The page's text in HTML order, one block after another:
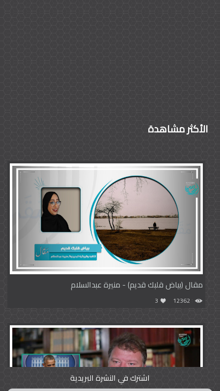
الأكثر مشاهدة
مقال (بياض قلبك قديم) - منيرة عبدالسلام
12362
3
اشترك في النشرة البريدية